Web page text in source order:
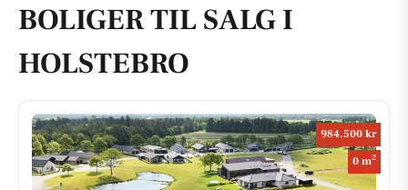
BOLIGER TIL SALG I
HOLSTEBRO
984.500 kr
0 m2